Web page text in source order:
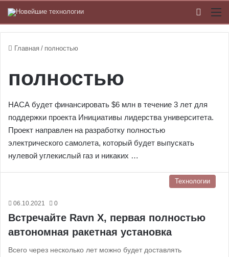
Главная / полностью
полностью
НАСА будет финансировать $6 млн в течение 3 лет для
поддержки проекта Инициативы лидерства университета.
Проект направлен на разработку полностью
электрического самолета, который будет выпускать
нулевой углекислый газ и никаких …
Технологии
06.10.2021 0
Встречайте Ravn X, первая полностью
автономная ракетная установка
Всего через несколько лет можно будет доставлять